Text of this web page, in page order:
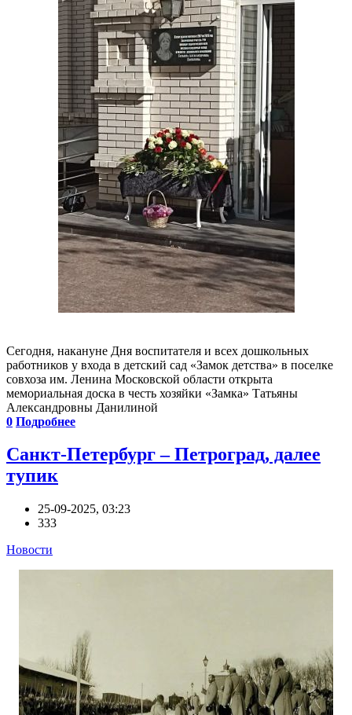
Сегодня, накануне Дня воспитателя и всех дошкольных
работников у входа в детский сад «Замок детства» в поселке
совхоза им. Ленина Московской области открыта
мемориальная доска в честь хозяйки «Замка» Татьяны
Александровны Данилиной
0 Подробнее
Санкт-Петербург – Петроград, далее
тупик
25-09-2025, 03:23
333
Новости